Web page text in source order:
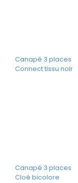
Canapé 3 places
Connect tissu noir
Canapé 3 places
Cloé bicolore